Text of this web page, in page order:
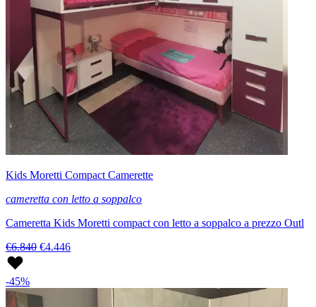
Kids Moretti Compact Camerette
cameretta con letto a soppalco
Cameretta Kids Moretti compact con letto a soppalco a prezzo Outl
€6.840 €4.446
-45%